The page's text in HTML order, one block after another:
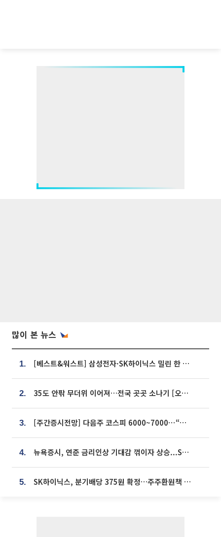
많이 본 뉴스
1. [베스트&워스트] 삼성전자·SK하이닉스 밀린 한 주…상상인증권은 85% 급등
2. 35도 안팎 무더위 이어져…전국 곳곳 소나기 [오늘 날씨]
3. [주간증시전망] 다음주 코스피 6000~7000⋯“外人 수급은 정책이 변수”
4. 뉴욕증시, 연준 금리인상 기대감 꺾이자 상승...S&P500 사상 최고치 [종합]
5. SK하이닉스, 분기배당 375원 확정…주주환원책 9월로 앞당겨 발표